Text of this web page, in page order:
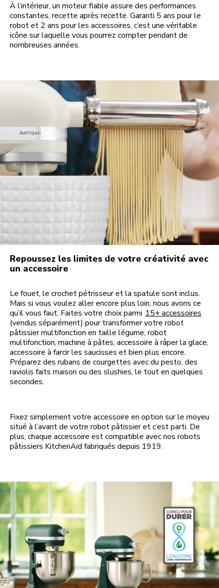
À l’intérieur, un moteur fiable assure des performances
constantes, recette après recette. Garanti 5 ans pour le
robot et 2 ans pour les accessoires, c’est une véritable
icône sur laquelle vous pourrez compter pendant de
nombreuses années.
Repoussez les limites de votre créativité avec
un accessoire
Le fouet, le crochet pétrisseur et la spatule sont inclus.
Mais si vous voulez aller encore plus loin, nous avons ce
qu’il vous faut. Faites votre choix parmi 15+ accessoires
(vendus séparément) pour transformer votre robot
pâtissier multifonction en taille légume, robot
multifonction, machine à pâtes, accessoire à râper la glace,
accessoire à farcir les saucisses et bien plus encore.
Préparez des rubans de courgettes avec du pesto, des
raviolis faits maison ou des slushies, le tout en quelques
secondes.
Fixez simplement votre accessoire en option sur le moyeu
situé à l’avant de votre robot pâtissier et c’est parti. De
plus, chaque accessoire est compatible avec nos robots
pâtissiers KitchenAid fabriqués depuis 1919.